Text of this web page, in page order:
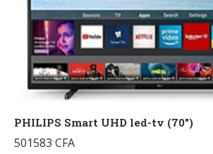
PHILIPS Smart UHD led-tv (70″)
501583 CFA